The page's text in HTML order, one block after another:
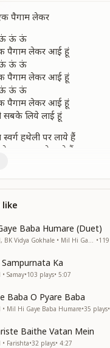
पैगाम लेकर
ऊं ऊं
पैगाम लेकर आई हूं
ऊं ऊं
पैगाम लेकर आई हूं
ऊं ऊं
पैगाम लेकर आई हूं
लिये लाई हूं
हथेली पर लाये हैं
परमधाम से आये हैं
स्वर्ग हथेली पर लाये हैं
पैगाम लेकर आई हूं .....
कर दिया
कि मालामाल कर दिया
कर दिया
कि मालामाल
सुख में हम झूल रहे हैं
चल रहे हैं
लाई हूं
लिये लाई हूं
like
Baba Humare (Duet)
•119
Ka
Samay•103 plays• 5:07
Baba O Pyare Baba
• Mil Hi Gaye Baba Humare•35 plays•
Baithe Vatan Mein
Farishta•32 plays• 4:27